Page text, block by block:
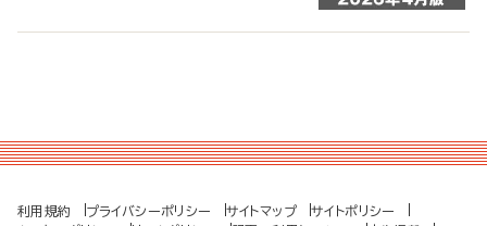
利用規約 プライバシーポリシー サイトマップ
サイトポリシー